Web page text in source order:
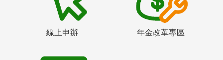
線上申辦 年金改革專區